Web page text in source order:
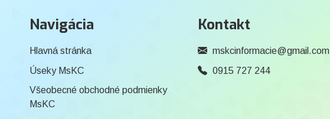
Navigácia
Hlavná stránka
Úseky MsKC
Všeobecné obchodné podmienky
MsKC
Kontakt
mskcinformacie@gmail.com
0915 727 244